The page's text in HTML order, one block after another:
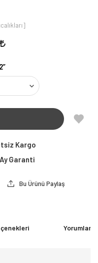
Kargo
Garanti
Bu Ürünü Paylaş
Yorumlar